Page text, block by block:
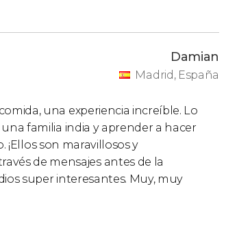
Damian
Madrid, España
una experiencia increíble. Lo
familia india y aprender a hacer
¡Ellos son maravillosos y
de mensajes antes de la
super interesantes. Muy, muy